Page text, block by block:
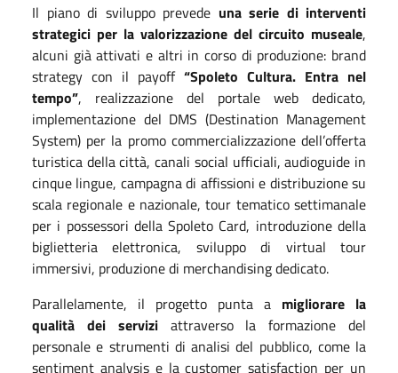
Il piano di sviluppo prevede una serie di interventi
strategici per la valorizzazione del circuito museale,
alcuni già attivati e altri in corso di produzione: brand
strategy con il payoff “Spoleto Cultura. Entra nel
tempo”, realizzazione del portale web dedicato,
implementazione del DMS (Destination Management
System) per la promo commercializzazione dell’offerta
turistica della città, canali social ufficiali, audioguide in
cinque lingue, campagna di affissioni e distribuzione su
scala regionale e nazionale, tour tematico settimanale
per i possessori della Spoleto Card, introduzione della
biglietteria elettronica, sviluppo di virtual tour
immersivi, produzione di merchandising dedicato.
Parallelamente, il progetto punta a migliorare la
qualità dei servizi attraverso la formazione del
personale e strumenti di analisi del pubblico, come la
sentiment analysis e la customer satisfaction per un